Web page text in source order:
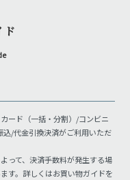
ド
ード（一括・分割）/コンビニ
込/代金引換決済がご利用いただ
って、決済手数料が発生する場
す。詳しくはお買い物ガイドを